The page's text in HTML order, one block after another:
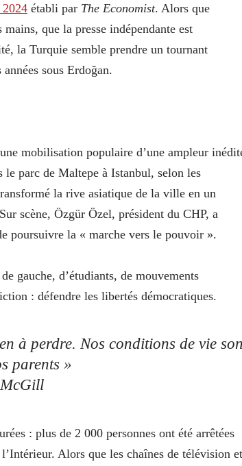
établi par The Economist. Alors que
que la presse indépendante est
la Turquie semble prendre un tournant
sous Erdoğan.
mobilisation populaire d’une ampleur
le parc de Maltepe à Istanbul, selon les
la rive asiatique de la ville en un
scène, Özgür Özel, président du CHP, a
poursuivre la « marche vers le pouvoir ».
gauche, d’étudiants, de mouvements
: défendre les libertés démocratiques.
à perdre. Nos conditions de vie
parents »
: plus de 2 000 personnes ont été arrêtées
Alors que les chaînes de télévision et